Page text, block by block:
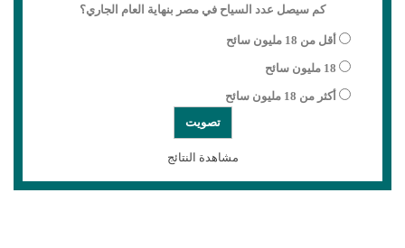
كم سيصل عدد السياح في مصر بنهاية العام الجاري؟
أقل من 18 مليون سائح
18 مليون سائح
أكثر من 18 مليون سائح
مشاهدة النتائج